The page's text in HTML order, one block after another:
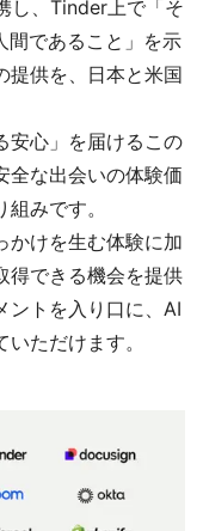
し、Tinder上で「そ
間であること」を示
提供を、日本と米国
安心」を届けるこの
全な出会いの体験価
みです。
かけを生む体験に加
得できる機会を提供
ントを入り口に、AI
ただけます。